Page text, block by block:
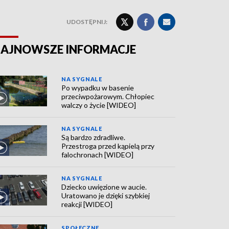
UDOSTĘPNIJ:
INFORMACJE
NA SYGNALE
Po wypadku w basenie
przeciwpożarowym. Chłopiec
walczy o życie [WIDEO]
NA SYGNALE
Są bardzo zdradliwe.
Przestroga przed kąpielą przy
falochronach [WIDEO]
NA SYGNALE
Dziecko uwięzione w aucie.
Uratowano je dzięki szybkiej
reakcji [WIDEO]